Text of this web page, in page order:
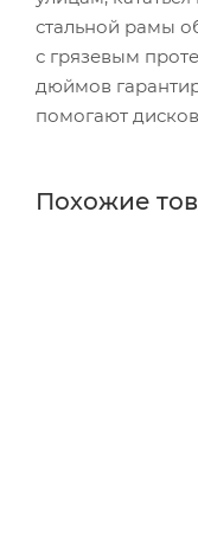
стальной рамы
с грязевым
дюймов
помогают
Похожие